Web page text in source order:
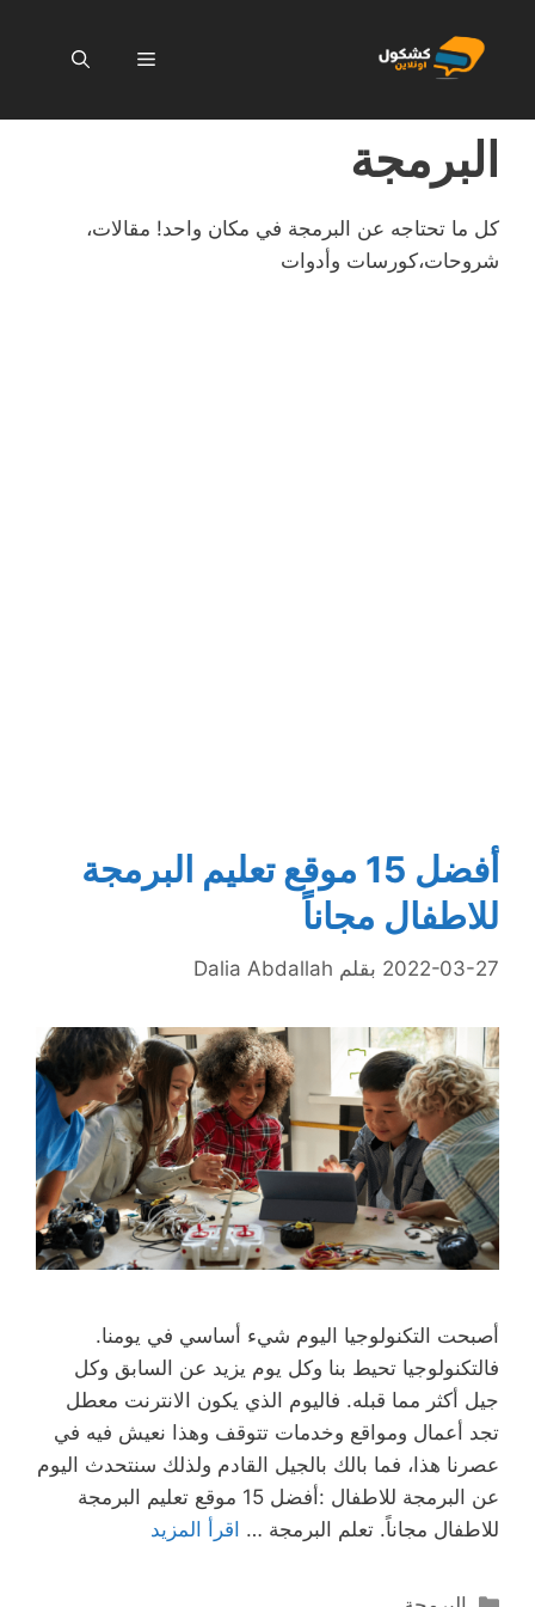
المحتوى
القائمة
البرمجة
كل ما تحتاجه عن البرمجة في مكان واحد! مقالات،
شروحات،كورسات وأدوات
أفضل 15 موقع تعليم البرمجة
للاطفال مجاناً
2022-03-27 بقلم Dalia Abdallah
أصبحت التكنولوجيا اليوم شيء أساسي في يومنا.
فالتكنولوجيا تحيط بنا وكل يوم يزيد عن السابق وكل
جيل أكثر مما قبله. فاليوم الذي يكون الانترنت معطل
تجد أعمال ومواقع وخدمات تتوقف وهذا نعيش فيه في
عصرنا هذا، فما بالك بالجيل القادم ولذلك سنتحدث اليوم
عن البرمجة للاطفال :أفضل 15 موقع تعليم البرمجة
للاطفال مجاناً. تعلم البرمجة … اقرأ المزيد
التصنيفات